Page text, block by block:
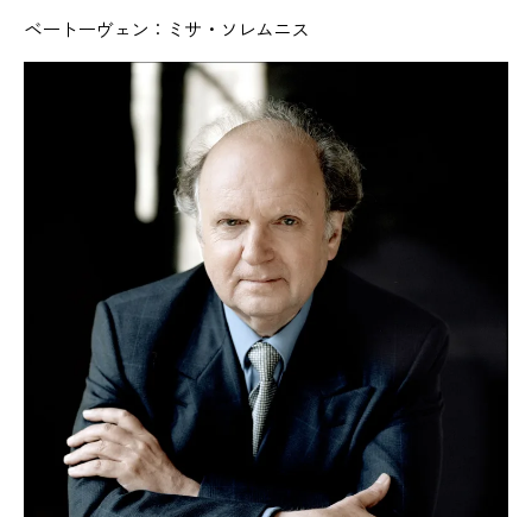
ベートーヴェン：ミサ・ソレムニス